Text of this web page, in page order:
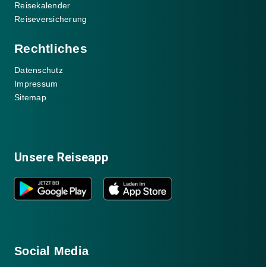
Reisekalender
Reiseversicherung
Rechtliches
Datenschutz
Impressum
Sitemap
Unsere Reiseapp
Social Media